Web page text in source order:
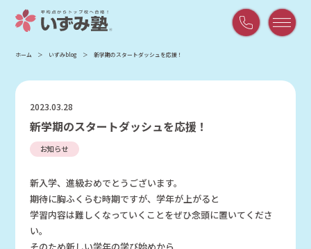
ホーム いずみblog 新学期のスタートダッシュを応援！
2023.03.28
新学期のスタートダッシュを応援！
お知らせ
新入学、進級おめでとうございます。
期待に胸ふくらむ時期ですが、学年が上がると
学習内容は難しくなっていくことをぜひ念頭に置いてくださ
い。